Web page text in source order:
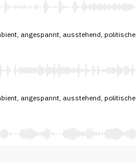
angespannt, ausstehend, politische
angespannt, ausstehend, politische